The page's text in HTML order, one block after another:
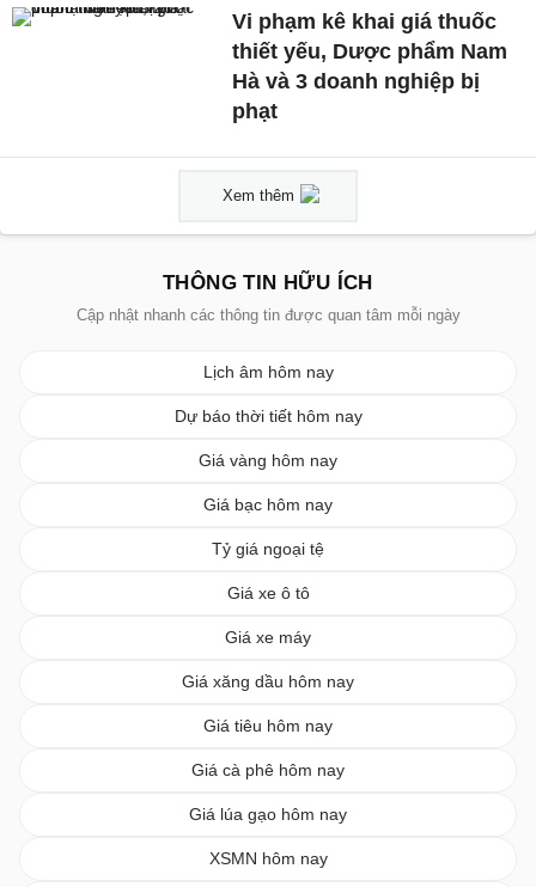
Vi phạm kê khai giá thuốc
thiết yếu, Dược phẩm Nam
Hà và 3 doanh nghiệp bị
phạt
Xem thêm
THÔNG TIN HỮU ÍCH
Cập nhật nhanh các thông tin được quan tâm mỗi ngày
Lịch âm hôm nay
Dự báo thời tiết hôm nay
Giá vàng hôm nay
Giá bạc hôm nay
Tỷ giá ngoại tệ
Giá xe ô tô
Giá xe máy
Giá xăng dầu hôm nay
Giá tiêu hôm nay
Giá cà phê hôm nay
Giá lúa gạo hôm nay
XSMN hôm nay